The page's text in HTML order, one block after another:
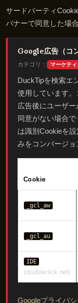
サードパーティ
バナーで同意した場
Google広告（コ
カテゴリ： マーケテ
DuckTipを検索エ
使用しています。
広告後にユーザー
同意がない場合で
は識別Cookieを
みをコンバージョ
Cookie
_gcl_aw
_gcl_au
IDE
(doubleclick.net)
Googleプライバ